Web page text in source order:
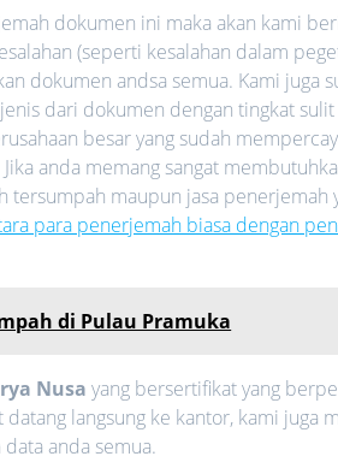
dokumen ini maka akan kami
(seperti kesalahan dalam
dokumen andsa semua. Kami juga
dari dokumen dengan tingkat
besar yang sudah
anda memang sangat
tersumpah maupun jasa penerjemah
para penerjemah biasa dengan
di Pulau Pramuka
Nusa yang bersertifikat yang
langsung ke kantor, kami juga
anda semua.